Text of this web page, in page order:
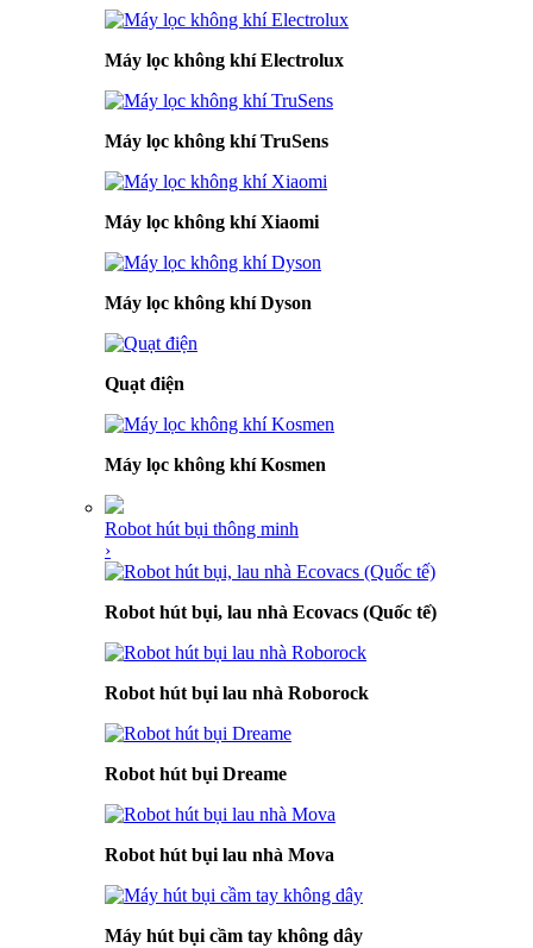
Máy lọc không khí Electrolux
Máy lọc không khí TruSens
Máy lọc không khí Xiaomi
Máy lọc không khí Dyson
Quạt điện
Máy lọc không khí Kosmen
Robot hút bụi thông minh
›
Robot hút bụi, lau nhà Ecovacs (Quốc tế)
Robot hút bụi lau nhà Roborock
Robot hút bụi Dreame
Robot hút bụi lau nhà Mova
Máy hút bụi cầm tay không dây